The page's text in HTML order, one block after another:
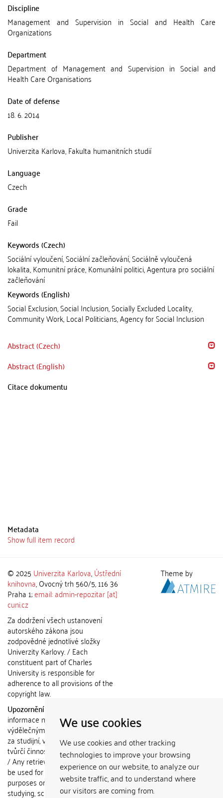
We use cookies
We use cookies and other tracking
technologies to improve your browsing
experience on our website, to analyze our
website traffic, and to understand where
our visitors are coming from.
Discipline
Management and Supervision in Social and Health Care
Organizations
Department
Department of Management and Supervision in Social and
Health Care Organisations
Date of defense
18. 6. 2014
Publisher
Univerzita Karlova, Fakulta humanitních studií
Language
Czech
Grade
Fail
Keywords (Czech)
Sociální vyloučení, Sociální začleňování, Sociálně vyloučená
lokalita, Komunitní práce, Komunální politici, Agentura pro sociální
začleňování
Keywords (English)
Social Exclusion, Social Inclusion, Socially Excluded Locality,
Community Work, Local Politicians, Agency for Social Inclusion
Abstract (Czech)
Abstract (English)
Citace dokumentu
Metadata
Show full item record
© 2025 Univerzita Karlova,Ústřední
knihovna, Ovocný trh 560/5, 116 36
Praha 1;email: admin-repozitar [at]
cuni.cz
Za dodržení všech ustanovení
autorského zákona jsou
zodpovědné jednotlivé složky
Univerzity Karlovy. / Each
constituent part of Charles
University is responsible for
adherence to all provisions of the
copyright law.
Upozornění / Notice:
informace nemohou být použity k
výdělečným účelům nebo vydávány
za studijní, vědeckou nebo jinou
tvůrčí činnost jiné osoby než autora.
/ Any retrieved information shall not
be used for any commercial
purposes or claimed as results of
studying, scientific or any other
Theme by